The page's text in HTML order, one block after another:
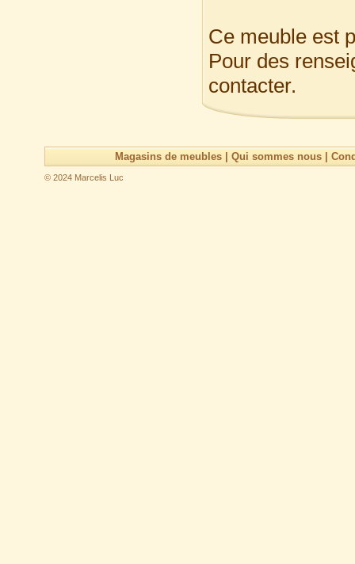
Ce meuble est
Pour des
contacter.
Magasins de meubles| Qui sommes nous|
© 2024 Marcelis Luc